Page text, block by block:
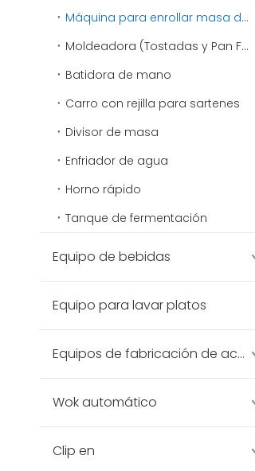
Máquina para enrollar masa de pizza
Moldeadora (Tostadas y Pan Francés)
Batidora de mano
Carro con rejilla para sartenes
Divisor de masa
Enfriador de agua
Horno rápido
Tanque de fermentación
Equipo de bebidas
Equipo para lavar platos
Equipos de fabricación de acero inoxidable
Wok automático
Clip en